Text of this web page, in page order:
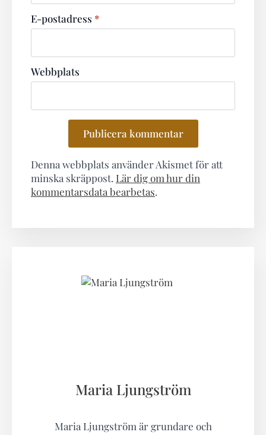
E-postadress *
Webbplats
Denna webbplats använder Akismet för att
minska skräppost. Lär dig om hur din
kommentarsdata bearbetas.
Maria Ljungström
Maria Ljungström är grundare och